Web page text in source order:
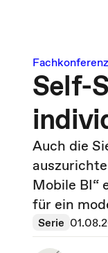
Self-
Auch die
Mobile BI“
für ein
Serie